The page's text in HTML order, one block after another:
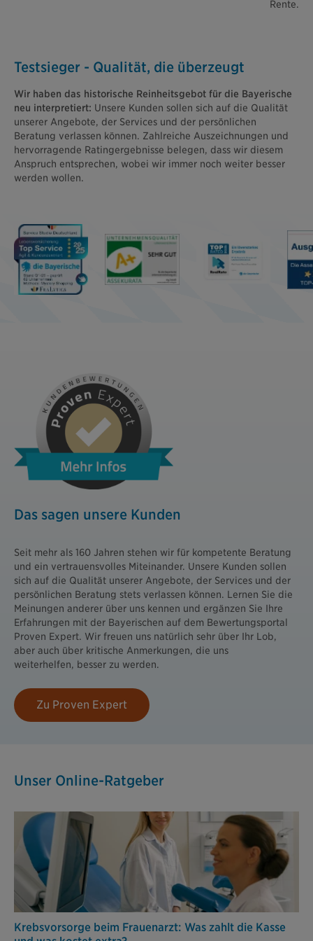
Rente.
Testsieger - Qualität, die überzeugt
Wir haben das historische Reinheitsgebot für die Bayerische
neu interpretiert: Unsere Kunden sollen sich auf die Qualität
unserer Angebote, der Services und der persönlichen
Beratung verlassen können. Zahlreiche Auszeichnungen und
hervorragende Ratingergebnisse belegen, dass wir diesem
Anspruch entsprechen, wobei wir immer noch weiter besser
werden wollen.
Das sagen unsere Kunden
Seit mehr als 160 Jahren stehen wir für kompetente Beratung
und ein vertrauensvolles Miteinander. Unsere Kunden sollen
sich auf die Qualität unserer Angebote, der Services und der
persönlichen Beratung stets verlassen können. Lernen Sie die
Meinungen anderer über uns kennen und ergänzen Sie Ihre
Erfahrungen mit der Bayerischen auf dem Bewertungsportal
Proven Expert. Wir freuen uns natürlich sehr über Ihr Lob,
aber auch über kritische Anmerkungen, die uns
weiterhelfen, besser zu werden.
Zu Proven Expert
Unser Online-Ratgeber
Krebsvorsorge beim Frauenarzt: Was zahlt die Kasse